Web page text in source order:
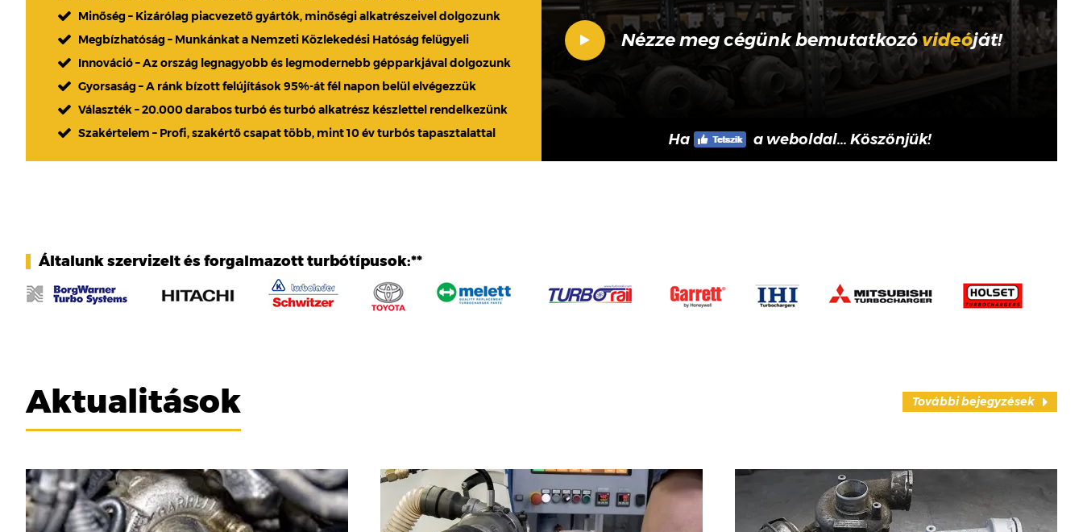
Minőség – Kizárólag piacvezető gyártók, minőségi alkatrészeivel dolgozunk
Megbízhatóság – Munkánkat a Nemzeti Közlekedési Hatóság felügyeli
Innováció – Az ország legnagyobb és legmodernebb gépparkjával dolgozunk
Gyorsaság – A ránk bízott felújítások 95%-át fél napon belül elvégezzük
Választék – 20.000 darabos turbó és turbó alkatrész készlettel rendelkezünk
Szakértelem – Profi, szakértő csapat több, mint 10 év turbós tapasztalattal
Nézze meg cégünk bemutatkozóvideóját!
Ha a weboldal... Köszönjük!
Általunk szervizelt és forgalmazott turbótípusok:**
Aktualitások További bejegyzések